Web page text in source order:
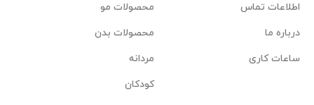
اطلاعات تماس
درباره ما
ساعات کاری
محصولات مو
محصولات بدن
مردانه
کودکان